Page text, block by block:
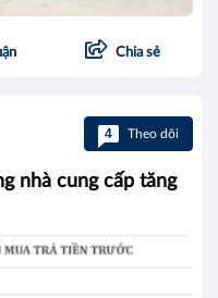
Chia sẻ
4 Theo dõi
nhà cung cấp tăng